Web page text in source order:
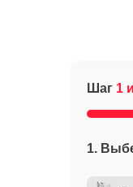
Шаг 1
1.